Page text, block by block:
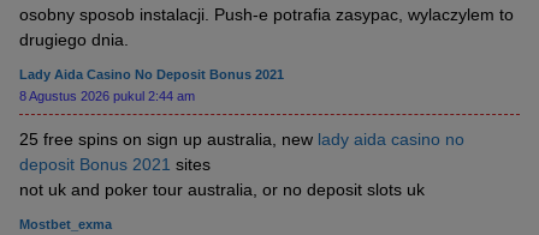
osobny sposob instalacji. Push-e potrafia zasypac, wylaczylem to
drugiego dnia.
Lady Aida Casino No Deposit Bonus 2021
8 Agustus 2026 pukul 2:44 am
25 free spins on sign up australia, new lady aida casino no
deposit Bonus 2021 sites
not uk and poker tour australia, or no deposit slots uk
Mostbet_exma